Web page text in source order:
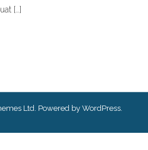
[…]
Ltd . Powered by WordPress.